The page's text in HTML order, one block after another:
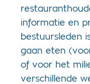
informatie en
bestuursleden
gaan eten
of voor het
verschillende